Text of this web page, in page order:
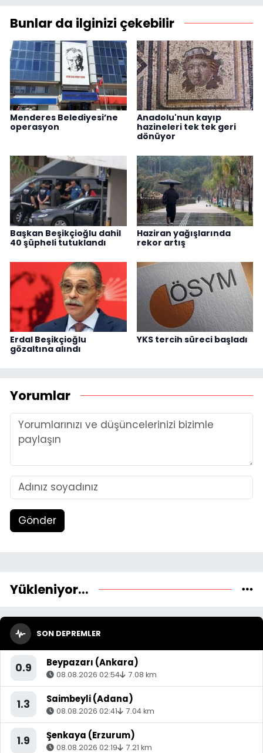
Bunlar da ilginizi çekebilir
Menderes Belediyesi’ne
operasyon
Anadolu'nun kayıp
hazineleri tek tek geri
dönüyor
Başkan Beşikçioğlu dahil
40 şüpheli tutuklandı
Haziran yağışlarında
rekor artış
Erdal Beşikçioğlu
gözaltına alındı
YKS tercih süreci başladı
Yorumlar
Gönder
Yükleniyor...
SON DEPREMLER
0.9 Beypazarı (Ankara)
08.08.2026 02:54 7.08 km
1.3 Saimbeyli (Adana)
08.08.2026 02:41 7.04 km
1.9 Şenkaya (Erzurum)
08.08.2026 02:19 7.21 km